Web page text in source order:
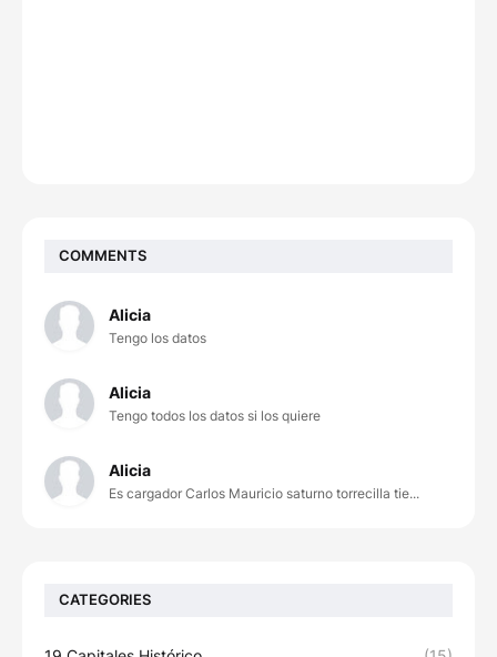
COMMENTS
Alicia
Tengo los datos
Alicia
Tengo todos los datos si los quiere
Alicia
Es cargador Carlos Mauricio saturno torrecilla tie...
CATEGORIES